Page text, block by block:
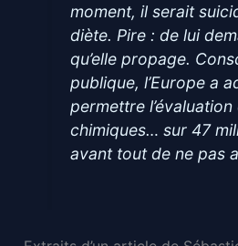
moment, il serait
diète. Pire : de lui
qu’elle propage.
publique, l’Europe a
permettre
chimiques… sur 47
avant tout de ne pas